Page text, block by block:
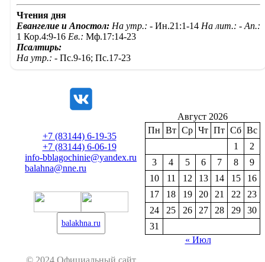
Чтения дня
Евангелие и Апостол: На утр.: - Ин.21:1-14 На лит.: - Ап.:
1 Кор.4:9-16 Ев.: Мф.17:14-23
Псалтирь:
На утр.: - Пс.9-16; Пс.17-23
+7 (83144) 6-19-35
+7 (83144) 6-06-19
info-bblagochinie@yandex.ru
balahna@nne.ru
balakhna.ru
Август 2026
Пн Вт Ср Чт Пт Сб Вс
1
2
3
4 5 6 7 8
9
10
11 12 13 14 15
16
17
18 19 20 21 22
23
24
25 26 27 28 29
30
31
« Июл